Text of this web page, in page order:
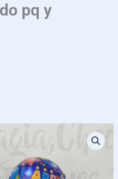
pq y